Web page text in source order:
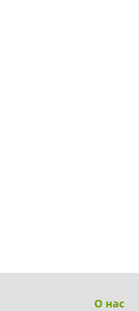
О нас